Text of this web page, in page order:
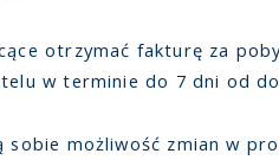
otrzymać fakturę za
w terminie do 7 dni od
możliwość zmian w